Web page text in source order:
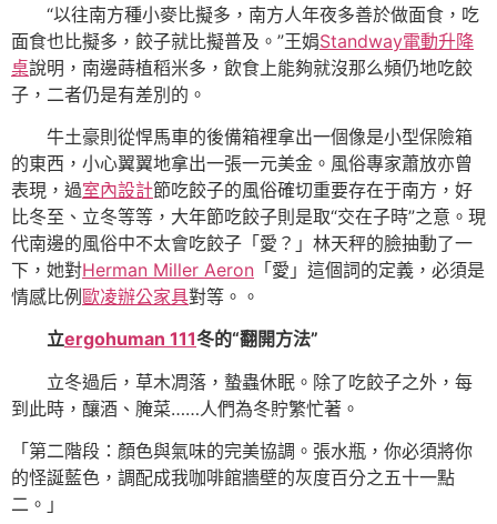
“以往南方種小麥比擬多，南方人年夜多善於做面食，吃
面食也比擬多，餃子就比擬普及。”王娟Standway電動升降
桌說明，南邊蒔植稻米多，飲食上能夠就沒那么頻仍地吃餃
子，二者仍是有差別的。
牛土豪則從悍馬車的後備箱裡拿出一個像是小型保險箱
的東西，小心翼翼地拿出一張一元美金。風俗專家蕭放亦曾
表現，過室內設計節吃餃子的風俗確切重要存在于南方，好
比冬至、立冬等等，大年節吃餃子則是取“交在子時”之意。現
代南邊的風俗中不太會吃餃子「愛？」林天秤的臉抽動了一
下，她對Herman Miller Aeron 「愛」這個詞的定義，必須是
情感比例 歐凌辦公家具對等。。
立ergohuman 111冬的“翻開方法”
立冬過后，草木凋落，蟄蟲休眠。除了吃餃子之外，每
到此時，釀酒、腌菜……人們為冬貯繁忙著。
「第二階段：顏色與氣味的完美協調。張水瓶，你必須將你
的怪誕藍色，調配成我咖啡館牆壁的灰度百分之五十一點
二。」